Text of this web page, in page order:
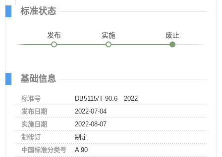
标准状态
发布 实施 废止
基础信息
标准号
DB5115/T 90.6—2022
发布日期
2022-07-04
实施日期
2022-08-07
制修订
制定
中国标准分类号
A 90